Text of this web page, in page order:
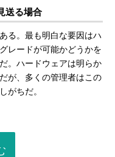
送る場合
る。最も明白な要因はハ
レードが可能かどうかを
。ハードウェアは明らか
が、多くの管理者はこの
がちだ。